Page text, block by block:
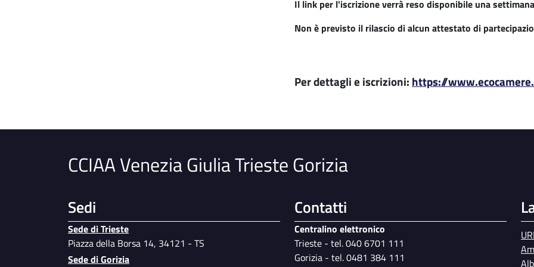
Il link per l'iscrizione verrà reso disponibile una
Non è previsto il rilascio di alcun attestato di
Per dettagli e iscrizioni: https://
CCIAA Venezia Giulia Trieste Gorizia
Sedi
Sede di Trieste
Piazza della Borsa 14, 34121 - TS
Sede di Gorizia
Contatti
Centralino elettronico
Trieste - tel. 040 6701 111
Gorizia - tel. 0481 384 111